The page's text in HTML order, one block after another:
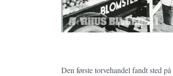
Den første torvehandel fandt sted